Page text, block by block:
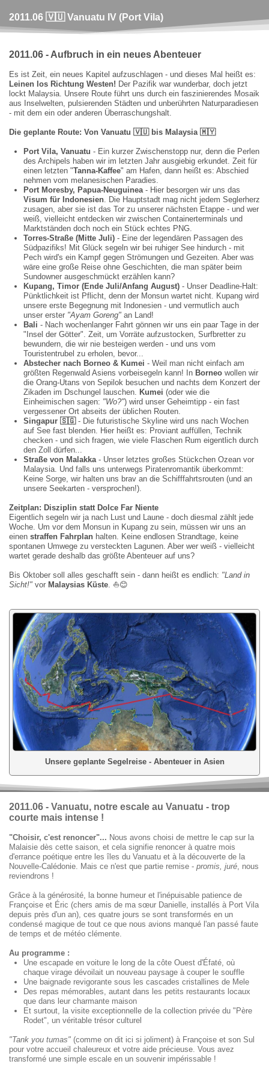
2011.06 🇻🇺 Vanuatu IV (Port Vila)
2011.06 - Aufbruch in ein neues Abenteuer
Es ist Zeit, ein neues Kapitel aufzuschlagen - und dieses Mal heißt es:
Leinen los Richtung Westen! Der Pazifik war wunderbar, doch jetzt
lockt Malaysia. Unsere Route führt uns durch ein faszinierendes Mosaik
aus Inselwelten, pulsierenden Städten und unberührten Naturparadiesen
- mit dem ein oder anderen Überraschungshalt.
Die geplante Route: Von Vanuatu 🇻🇺bis Malaysia 🇲🇾
Port Vila, Vanuatu - Ein kurzer Zwischenstopp nur, denn die Perlen
des Archipels haben wir im letzten Jahr ausgiebig erkundet. Zeit für
einen letzten "Tanna-Kaffee" am Hafen, dann heißt es: Abschied
nehmen vom melanesischen Paradies.
Port Moresby, Papua-Neuguinea- Hier besorgen wir uns das
Visum für Indonesien. Die Hauptstadt mag nicht jedem Seglerherz
zusagen, aber sie ist das Tor zu unserer nächsten Etappe - und wer
weiß, vielleicht entdecken wir zwischen Containerterminals und
Marktständen doch noch ein Stück echtes PNG.
Torres-Straße (Mitte Juli) - Eine der legendären Passagen des
Südpazifiks! Mit Glück segeln wir bei ruhiger See hindurch - mit
Pech wird's ein Kampf gegen Strömungen und Gezeiten. Aber was
wäre eine große Reise ohne Geschichten, die man später beim
Sundowner ausgeschmückt erzählen kann?
Kupang, Timor (Ende Juli/Anfang August) - Unser Deadline-Halt:
Pünktlichkeit ist Pflicht, denn der Monsun wartet nicht. Kupang wird
unsere erste Begegnung mit Indonesien - und vermutlich auch
unser erster "Ayam Goreng" an Land!
Bali - Nach wochenlanger Fahrt gönnen wir uns ein paar Tage in der
"Insel der Götter". Zeit, um Vorräte aufzustocken, Surfbretter zu
bewundern, die wir nie besteigen werden - und uns vom
Touristentrubel zu erholen, bevor...
Abstecher nach Borneo & Kumei - Weil man nicht einfach am
größten Regenwald Asiens vorbeisegeln kann! In Borneo wollen wir
die Orang-Utans von Sepilok besuchen und nachts dem Konzert der
Zikaden im Dschungel lauschen. Kumei (oder wie die
Einheimischen sagen: "Wo?") wird unser Geheimtipp - ein fast
vergessener Ort abseits der üblichen Routen.
Singapur 🇸🇬 - Die futuristische Skyline wird uns nach Wochen
auf See fast blenden. Hier heißt es: Proviant auffüllen, Technik
checken - und sich fragen, wie viele Flaschen Rum eigentlich durch
den Zoll dürfen...
Straße von Malakka - Unser letztes großes Stückchen Ozean vor
Malaysia. Und falls uns unterwegs Piratenromantik überkommt:
Keine Sorge, wir halten uns brav an die Schifffahrtsrouten (und an
unsere Seekarten - versprochen!).
Zeitplan: Disziplin statt Dolce Far Niente
Eigentlich segeln wir ja nach Lust und Laune - doch diesmal zählt jede
Woche. Um vor dem Monsun in Kupang zu sein, müssen wir uns an
einen straffen Fahrplan halten. Keine endlosen Strandtage, keine
spontanen Umwege zu versteckten Lagunen. Aber wer weiß - vielleicht
wartet gerade deshalb das größte Abenteuer auf uns?
Bis Oktober soll alles geschafft sein - dann heißt es endlich: "Land in
Sicht!" vor Malaysias Küste. ⛵😊
Unsere geplante Segelreise - Abenteuer in Asien
2011.06 - Vanuatu, notre escale au Vanuatu - trop
courte mais intense !
"Choisir, c'est renoncer"... Nous avons choisi de mettre le cap sur la
Malaisie dès cette saison, et cela signifie renoncer à quatre mois
d'errance poétique entre les îles du Vanuatu et à la découverte de la
Nouvelle-Calédonie. Mais ce n'est que partie remise - promis, juré, nous
reviendrons !
Grâce à la générosité, la bonne humeur et l'inépuisable patience de
Françoise et Éric (chers amis de ma sœur Danielle, installés à Port Vila
depuis près d'un an), ces quatre jours se sont transformés en un
condensé magique de tout ce que nous avions manqué l'an passé faute
de temps et de météo clémente.
Au programme :
Une escapade en voiture le long de la côte Ouest d'Éfaté, où
chaque virage dévoilait un nouveau paysage à couper le souffle
Une baignade revigorante sous les cascades cristallines de Mele
Des repas mémorables, autant dans les petits restaurants locaux
que dans leur charmante maison
Et surtout, la visite exceptionnelle de la collection privée du "Père
Rodet", un véritable trésor culturel
"Tank you tumas" (comme on dit ici si joliment) à Françoise et son Sul
pour votre accueil chaleureux et votre aide précieuse. Vous avez
transformé une simple escale en un souvenir impérissable !